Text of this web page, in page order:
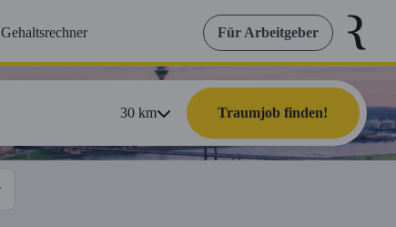
Gehaltsrechner Für Arbeitgeber
30km Traumjob finden!